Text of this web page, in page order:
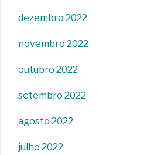
dezembro 2022
novembro 2022
outubro 2022
setembro 2022
agosto 2022
julho 2022